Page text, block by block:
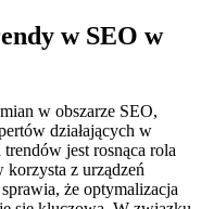
w SEO w
w obszarze SEO,
działających w
jest rosnąca rola
z urządzeń
że optymalizacja